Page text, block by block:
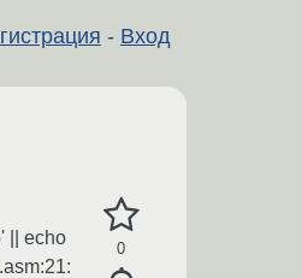
- Вход
0
|| echo